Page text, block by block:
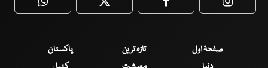
WhatsApp Twitter Facebook
صفحۂ اول تازہ ترین
پاکستان